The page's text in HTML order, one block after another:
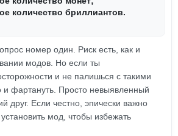
количество бриллиантов.
номер один. Риск есть, как и
модов. Но если ты
и не палишься с такими
фартануть. Просто невыявленный
друг. Если честно, эпически важно
установить мод, чтобы избежать